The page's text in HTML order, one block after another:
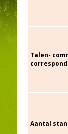
Talen-
Aantal